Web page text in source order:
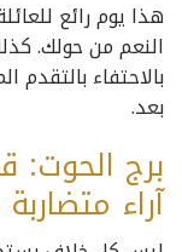
هذا يوم رائع
النعم من حولك.
بالاحتفاء بالتقدم
بعد.
برج الحوت:
آراء